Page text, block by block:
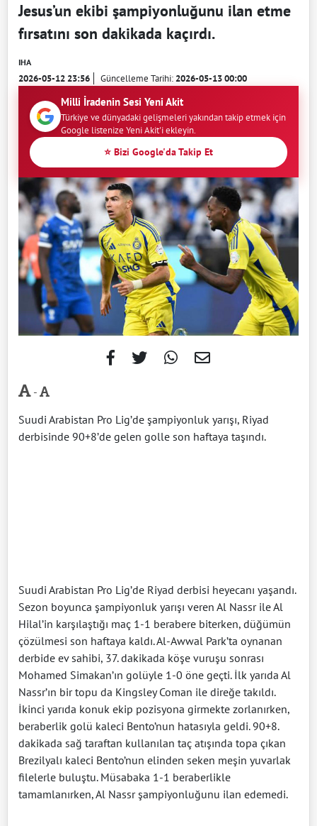
Jesus’un ekibi şampiyonluğunu ilan etme
fırsatını son dakikada kaçırdı.
IHA
2026-05-12 23:56 Güncelleme Tarihi:2026-05-13 00:00
Milli İradenin Sesi Yeni Akit
Türkiye ve dünyadaki gelişmeleri yakından takip etmek için
Google listenize Yeni Akit'i ekleyin.
⭐ Bizi Google'da Takip Et
-
Suudi Arabistan Pro Lig’de şampiyonluk yarışı, Riyad
derbisinde 90+8’de gelen golle son haftaya taşındı.
Suudi Arabistan Pro Lig’de Riyad derbisi heyecanı yaşandı.
Sezon boyunca şampiyonluk yarışı veren Al Nassr ile Al
Hilal’in karşılaştığı maç 1-1 berabere biterken, düğümün
çözülmesi son haftaya kaldı. Al-Awwal Park’ta oynanan
derbide ev sahibi, 37. dakikada köşe vuruşu sonrası
Mohamed Simakan’ın golüyle 1-0 öne geçti. İlk yarıda Al
Nassr’ın bir topu da Kingsley Coman ile direğe takıldı.
İkinci yarıda konuk ekip pozisyona girmekte zorlanırken,
beraberlik golü kaleci Bento’nun hatasıyla geldi. 90+8.
dakikada sağ taraftan kullanılan taç atışında topa çıkan
Brezilyalı kaleci Bento’nun elinden seken meşin yuvarlak
filelerle buluştu. Müsabaka 1-1 beraberlikle
tamamlanırken, Al Nassr şampiyonluğunu ilan edemedi.